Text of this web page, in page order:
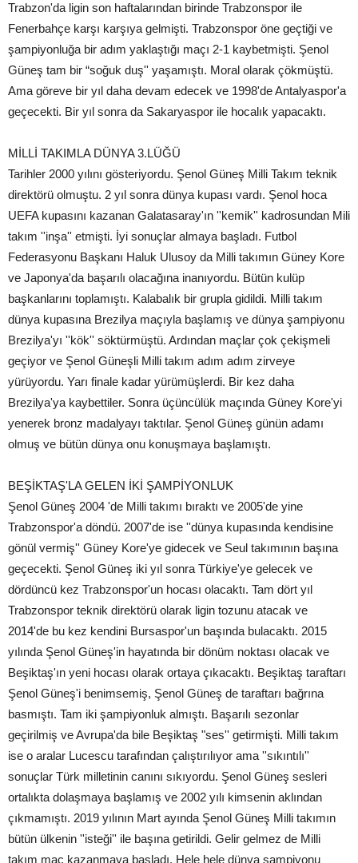
Trabzon'da ligin son haftalarından birinde Trabzonspor ile
Fenerbahçe karşı karşıya gelmişti. Trabzonspor öne geçtiği ve
şampiyonluğa bir adım yaklaştığı maçı 2-1 kaybetmişti. Şenol
Güneş tam bir “soğuk duş'' yaşamıştı. Moral olarak çökmüştü.
Ama göreve bir yıl daha devam edecek ve 1998'de Antalyaspor'a
geçecekti. Bir yıl sonra da Sakaryaspor ile hocalık yapacaktı.
MİLLİ TAKIMLA DÜNYA 3.LÜĞÜ
Tarihler 2000 yılını gösteriyordu. Şenol Güneş Milli Takım teknik
direktörü olmuştu. 2 yıl sonra dünya kupası vardı. Şenol hoca
UEFA kupasını kazanan Galatasaray'ın ''kemik'' kadrosundan Mili
takım ''inşa'' etmişti. İyi sonuçlar almaya başladı. Futbol
Federasyonu Başkanı Haluk Ulusoy da Milli takımın Güney Kore
ve Japonya'da başarılı olacağına inanıyordu. Bütün kulüp
başkanlarını toplamıştı. Kalabalık bir grupla gidildi. Milli takım
dünya kupasına Brezilya maçıyla başlamış ve dünya şampiyonu
Brezilya'yı ''kök'' söktürmüştü. Ardından maçlar çok çekişmeli
geçiyor ve Şenol Güneşli Milli takım adım adım zirveye
yürüyordu. Yarı finale kadar yürümüşlerdi. Bir kez daha
Brezilya'ya kaybettiler. Sonra üçüncülük maçında Güney Kore'yi
yenerek bronz madalyayı taktılar. Şenol Güneş günün adamı
olmuş ve bütün dünya onu konuşmaya başlamıştı.
BEŞİKTAŞ'LA GELEN İKİ ŞAMPİYONLUK
Şenol Güneş 2004 'de Milli takımı bıraktı ve 2005'de yine
Trabzonspor'a döndü. 2007'de ise ''dünya kupasında kendisine
gönül vermiş'' Güney Kore'ye gidecek ve Seul takımının başına
geçecekti. Şenol Güneş iki yıl sonra Türkiye'ye gelecek ve
dördüncü kez Trabzonspor'un hocası olacaktı. Tam dört yıl
Trabzonspor teknik direktörü olarak ligin tozunu atacak ve
2014'de bu kez kendini Bursaspor'un başında bulacaktı. 2015
yılında Şenol Güneş'in hayatında bir dönüm noktası olacak ve
Beşiktaş'ın yeni hocası olarak ortaya çıkacaktı. Beşiktaş taraftarı
Şenol Güneş'i benimsemiş, Şenol Güneş de taraftarı bağrına
basmıştı. Tam iki şampiyonluk almıştı. Başarılı sezonlar
geçirilmiş ve Avrupa'da bile Beşiktaş "ses'' getirmişti. Milli takım
ise o aralar Lucescu tarafından çalıştırılıyor ama ''sıkıntılı''
sonuçlar Türk milletinin canını sıkıyordu. Şenol Güneş sesleri
ortalıkta dolaşmaya başlamış ve 2002 yılı kimsenin aklından
çıkmamıştı. 2019 yılının Mart ayında Şenol Güneş Milli takımın
bütün ülkenin ''isteği'' ile başına getirildi. Gelir gelmez de Milli
takım maç kazanmaya başladı. Hele hele dünya şampiyonu